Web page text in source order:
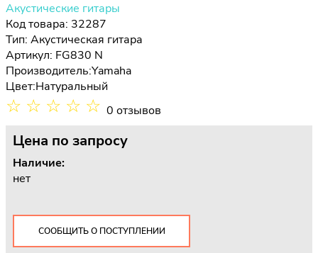
Акустические гитары
Код товара: 32287
Тип: Акустическая гитара
Артикул: FG830 N
Производитель:Yamaha
Цвет:Натуральный
☆ ☆ ☆ ☆ ☆ 0 отзывов
Цена по запросу
Наличие:
нет
СООБЩИТЬ О ПОСТУПЛЕНИИ